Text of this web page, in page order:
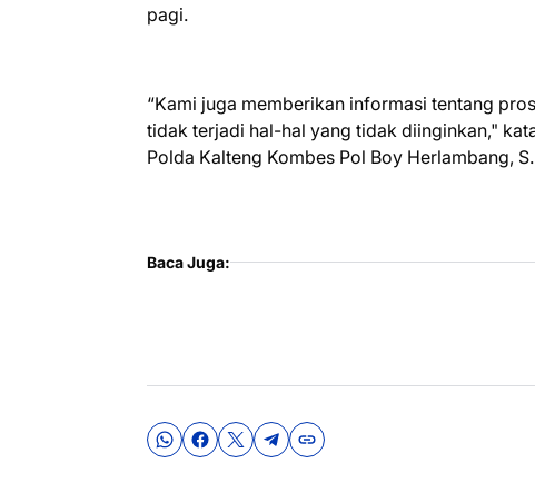
pagi.
“Kami juga memberikan informasi tentang
tidak terjadi hal-hal yang tidak diinginkan,"
Polda Kalteng Kombes Pol Boy Herlambang,
Baca Juga: